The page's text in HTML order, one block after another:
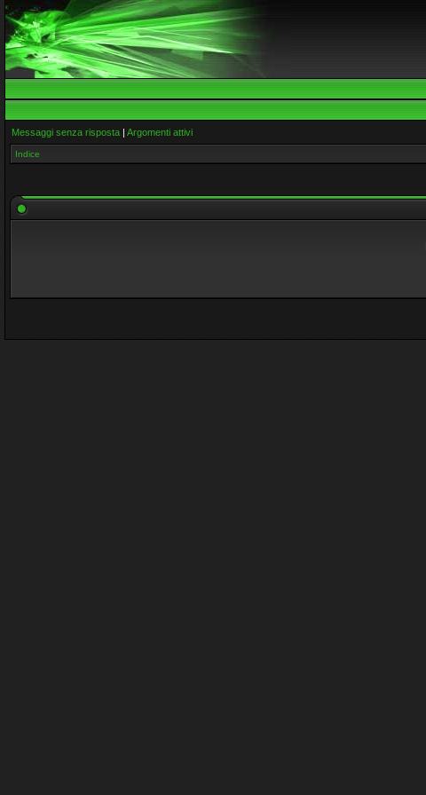
Messaggi senza risposta | Argomenti attivi
Indice